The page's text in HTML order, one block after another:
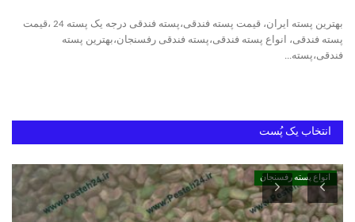
دانستنیهای پـسـتـه رفسنجان
بهترین پسته ایران، قیمت پسته فندقی،پسته فندقی درجه یک پسته 24 ،قیمت
پسته فندقی، انواع پسته فندقی،پسته فندقی رفسنجان،بهترین پسته
فندقی،پسته...
انتخاب یک پُست
انواع پسته رفسنجان